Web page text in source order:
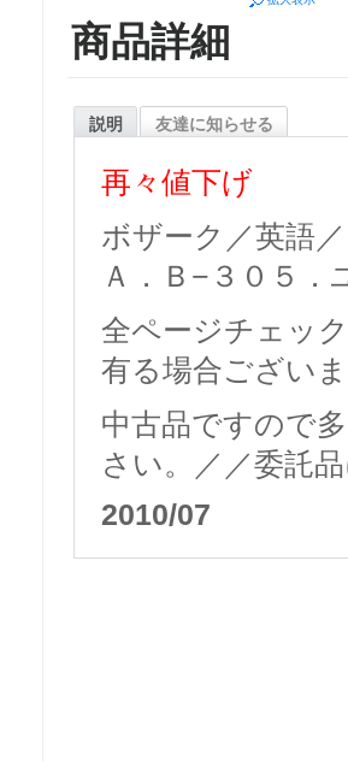
商品詳細
説明 友達に知らせる
再々値下げ
ボザーク／英語
Ａ．Ｂ−３０５
全ページチェッ
有る場合ござい
中古品ですので
さい。／／委託
2010/07